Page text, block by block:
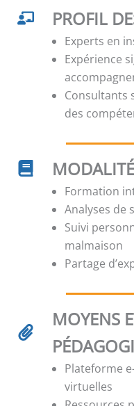
PROFIL
Experts en
Expérience
Consultants
des
Formation
Analyses de
Suivi
malmaison
Partage
MOYENS
Plateforme
virtuelles